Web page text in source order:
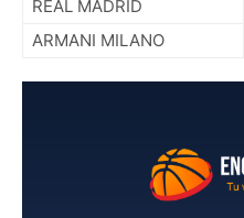
REAL MADRID
ARMANI MILANO